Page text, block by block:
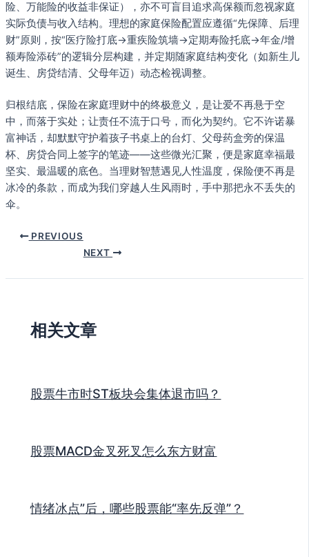
险、万能险的收益非保证），亦不可盲目追求高保额而忽视家庭
实际负债与收入结构。理想的家庭保险配置应遵循“先保障、后理
财”原则，按“医疗险打底→重疾险筑墙→定期寿险托底→年金/增
额寿险添砖”的逻辑分层构建，并定期随家庭结构变化（如新生儿
诞生、房贷结清、父母年迈）动态检视调整。
归根结底，保险在家庭理财中的终极意义，是让爱不再悬于空
中，而落于实处；让责任不流于口号，而化为契约。它不许诺暴
富神话，却默默守护着孩子书桌上的台灯、父母药盒旁的保温
杯、房贷合同上签字的笔迹——这些微光汇聚，便是家庭幸福最
坚实、最温暖的底色。当理财智慧遇见人性温度，保险便不再是
冰冷的条款，而成为我们穿越人生风雨时，手中那把永不丢失的
伞。
PREVIOUS
NEXT
相关文章
股票牛市时ST板块会集体退市吗？
股票MACD金叉死叉怎么东方财富
情绪冰点”后，哪些股票能“率先反弹”？